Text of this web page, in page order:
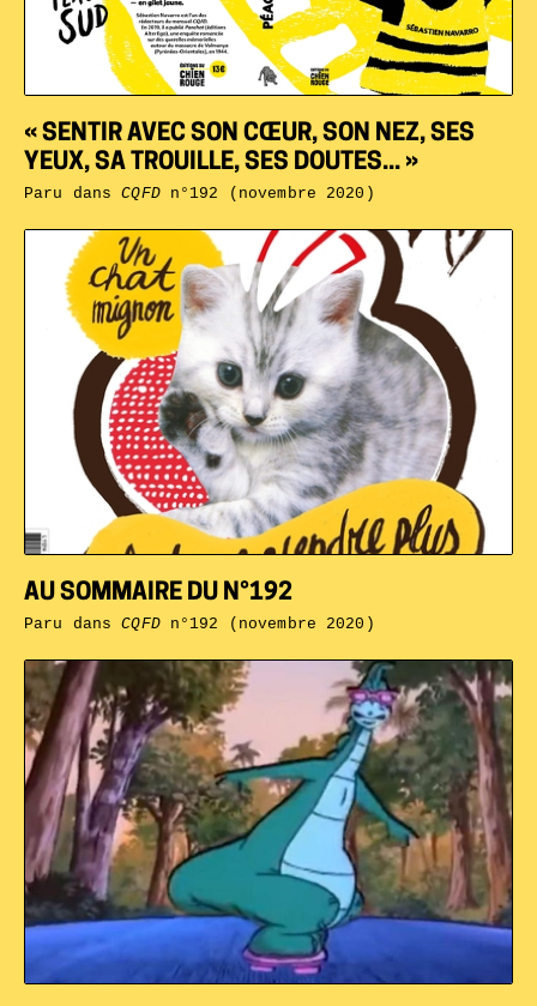
AU SOMMAIRE DU N°192
Paru dansCQFDn°192 (novembre 2020)
« SENTIR AVEC SON CŒUR, SON NEZ, SES
YEUX, SA TROUILLE, SES DOUTES... »
Paru dansCQFDn°192 (novembre 2020)